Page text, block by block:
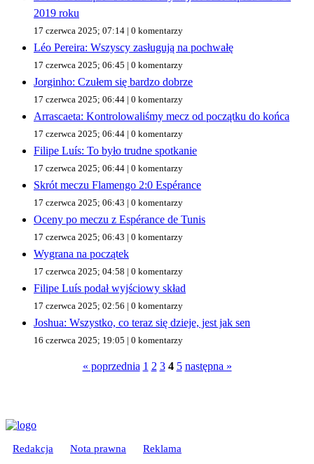
2019 roku
17 czerwca 2025; 07:14 | 0 komentarzy
Léo Pereira: Wszyscy zasługują na pochwałę
17 czerwca 2025; 06:45 | 0 komentarzy
Jorginho: Czułem się bardzo dobrze
17 czerwca 2025; 06:44 | 0 komentarzy
Arrascaeta: Kontrolowaliśmy mecz od początku do końca
17 czerwca 2025; 06:44 | 0 komentarzy
Filipe Luís: To było trudne spotkanie
17 czerwca 2025; 06:44 | 0 komentarzy
Skrót meczu Flamengo 2:0 Espérance
17 czerwca 2025; 06:43 | 0 komentarzy
Oceny po meczu z Espérance de Tunis
17 czerwca 2025; 06:43 | 0 komentarzy
Wygrana na początek
17 czerwca 2025; 04:58 | 0 komentarzy
Filipe Luís podał wyjściowy skład
17 czerwca 2025; 02:56 | 0 komentarzy
Joshua: Wszystko, co teraz się dzieje, jest jak sen
16 czerwca 2025; 19:05 | 0 komentarzy
« poprzednia 1 2 3 4 5 następna »
Redakcja Nota prawna Reklama